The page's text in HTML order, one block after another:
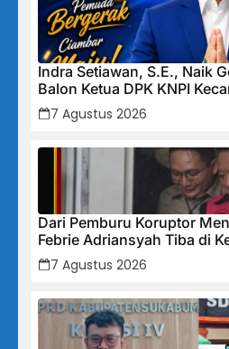
Indra Setiawan, S.E., Naik
Balon Ketua DPK KNPI
7 Agustus 2026
Dari Pemburu Koruptor
Febrie Adriansyah Tiba di
Bawa Map Biru dan
7 Agustus 2026